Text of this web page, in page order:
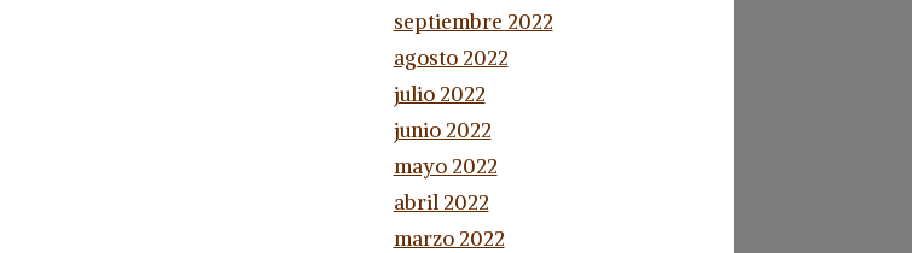
septiembre 2022
agosto 2022
julio 2022
junio 2022
mayo 2022
abril 2022
marzo 2022